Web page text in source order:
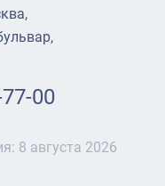
00
8 августа 2026